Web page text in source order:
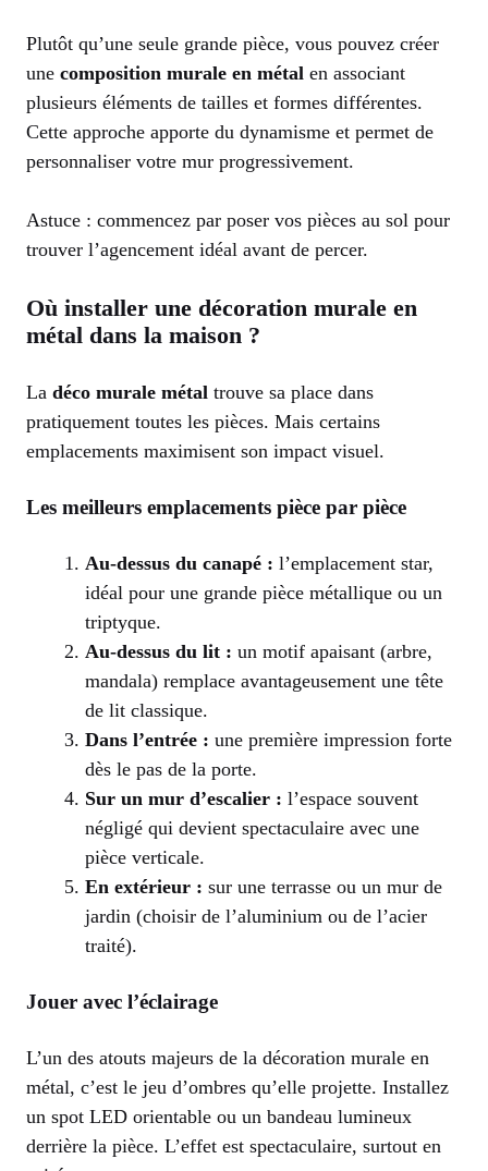
Plutôt qu’une seule grande pièce, vous pouvez créer
une composition murale en métal en associant
plusieurs éléments de tailles et formes différentes.
Cette approche apporte du dynamisme et permet de
personnaliser votre mur progressivement.
Astuce : commencez par poser vos pièces au sol pour
trouver l’agencement idéal avant de percer.
Où installer une décoration murale en
métal dans la maison ?
La déco murale métal trouve sa place dans
pratiquement toutes les pièces. Mais certains
emplacements maximisent son impact visuel.
Les meilleurs emplacements pièce par pièce
Au-dessus du canapé : l’emplacement star,
idéal pour une grande pièce métallique ou un
triptyque.
Au-dessus du lit : un motif apaisant (arbre,
mandala) remplace avantageusement une tête
de lit classique.
Dans l’entrée : une première impression forte
dès le pas de la porte.
Sur un mur d’escalier : l’espace souvent
négligé qui devient spectaculaire avec une
pièce verticale.
En extérieur : sur une terrasse ou un mur de
jardin (choisir de l’aluminium ou de l’acier
traité).
Jouer avec l’éclairage
L’un des atouts majeurs de la décoration murale en
métal, c’est le jeu d’ombres qu’elle projette. Installez
un spot LED orientable ou un bandeau lumineux
derrière la pièce. L’effet est spectaculaire, surtout en